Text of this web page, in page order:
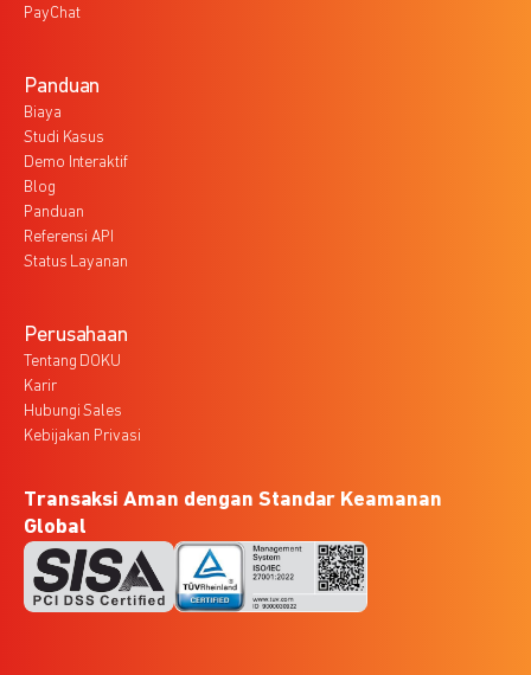
PayChat
Panduan
Biaya
Studi Kasus
Demo Interaktif
Blog
Panduan
Referensi API
Status Layanan
Perusahaan
Tentang DOKU
Karir
Hubungi Sales
Kebijakan Privasi
Transaksi Aman dengan Standar Keamanan
Global